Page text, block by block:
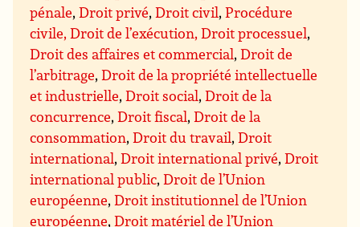
pénale,Droit privé,Droit civil,Procédure
civile, Droit de l’exécution, Droit processuel,
Droit des affaires et commercial,Droit de
l’arbitrage,Droit de la propriété intellectuelle
et industrielle,Droit social,Droit de la
concurrence,Droit fiscal,Droit de la
consommation,Droit du travail,Droit
international,Droit international privé,Droit
international public,Droit de l’Union
européenne,Droit institutionnel de l’Union
européenne,Droit matériel de l’Union